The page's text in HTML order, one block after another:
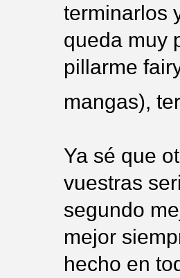
terminarlos
queda muy
pillarme
mangas),
Ya sé que
vuestras
segundo
mejor
hecho en